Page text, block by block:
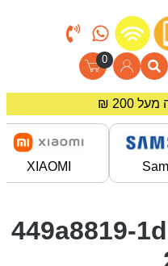
0
₪ באתר!
XIAOMI
449a8819-